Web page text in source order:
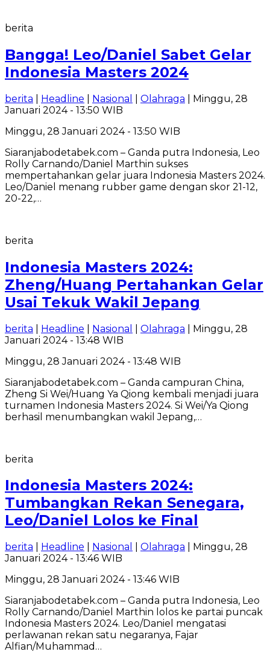
berita
Bangga! Leo/Daniel Sabet Gelar
Indonesia Masters 2024
berita Headline Nasional Olahraga | Minggu, 28
Januari 2024 - 13:50 WIB
Minggu, 28 Januari 2024 - 13:50 WIB
Siaranjabodetabek.com – Ganda putra Indonesia, Leo
Rolly Carnando/Daniel Marthin sukses
mempertahankan gelar juara Indonesia Masters 2024.
Leo/Daniel menang rubber game dengan skor 21-12,
20-22,…
berita
Indonesia Masters 2024:
Zheng/Huang Pertahankan Gelar
Usai Tekuk Wakil Jepang
berita Headline Nasional Olahraga | Minggu, 28
Januari 2024 - 13:48 WIB
Minggu, 28 Januari 2024 - 13:48 WIB
Siaranjabodetabek.com – Ganda campuran China,
Zheng Si Wei/Huang Ya Qiong kembali menjadi juara
turnamen Indonesia Masters 2024. Si Wei/Ya Qiong
berhasil menumbangkan wakil Jepang,…
berita
Indonesia Masters 2024:
Tumbangkan Rekan Senegara,
Leo/Daniel Lolos ke Final
berita Headline Nasional Olahraga | Minggu, 28
Januari 2024 - 13:46 WIB
Minggu, 28 Januari 2024 - 13:46 WIB
Siaranjabodetabek.com – Ganda putra Indonesia, Leo
Rolly Carnando/Daniel Marthin lolos ke partai puncak
Indonesia Masters 2024. Leo/Daniel mengatasi
perlawanan rekan satu negaranya, Fajar
Alfian/Muhammad…